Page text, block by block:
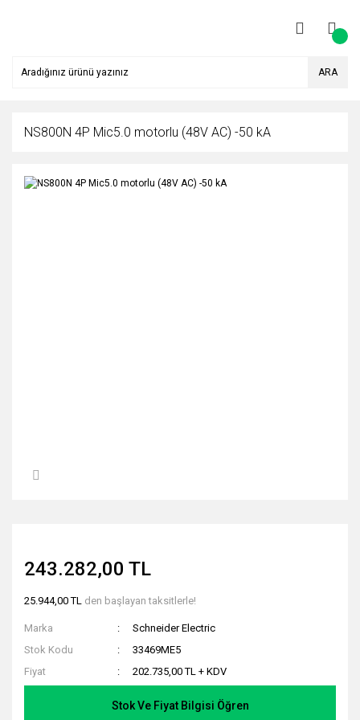
ARA
NS800N 4P Mic5.0 motorlu (48V AC) -50 kA
243.282,00 TL
25.944,00 TL den başlayan taksitlerle!
Marka
Schneider Electric
Stok Kodu
33469ME5
Fiyat
202.735,00 TL + KDV
Stok Ve Fiyat Bilgisi Öğren